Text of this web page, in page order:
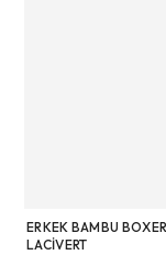
ERKEK BAMBU BOXER
LACIVERT